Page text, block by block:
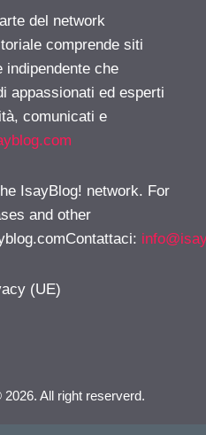
del network
comprende siti
indipendente che
appassionati ed esperti
comunicati e
IsayBlog! network. For
and other
:
(UE)
All right reserverd.